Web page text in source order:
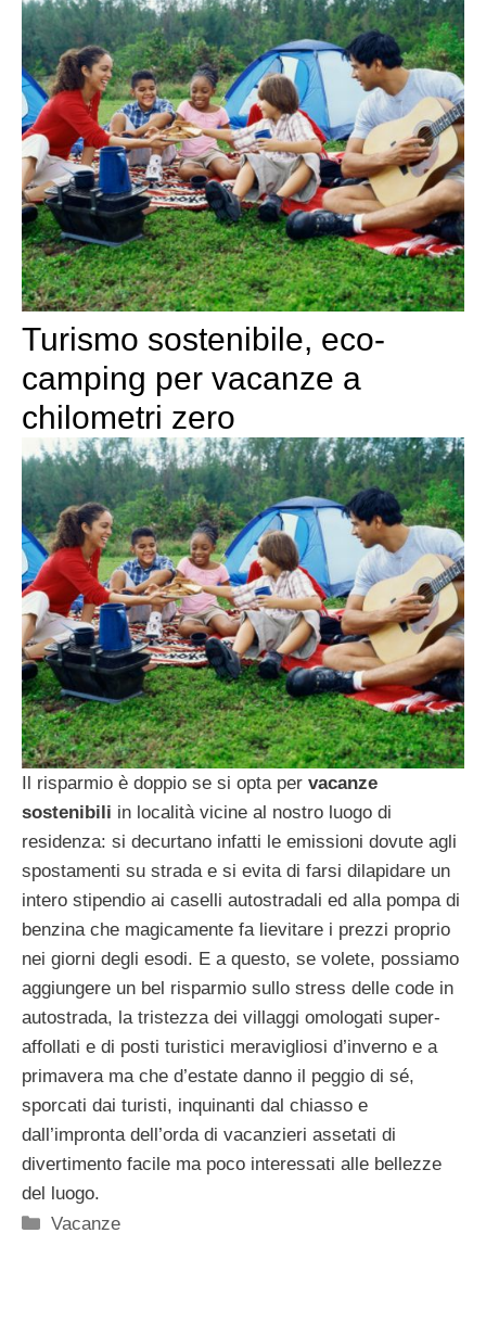
Turismo sostenibile, eco-
camping per vacanze a
chilometri zero
Il risparmio è doppio se si opta per vacanze
sostenibili in località vicine al nostro luogo di
residenza: si decurtano infatti le emissioni dovute agli
spostamenti su strada e si evita di farsi dilapidare un
intero stipendio ai caselli autostradali ed alla pompa di
benzina che magicamente fa lievitare i prezzi proprio
nei giorni degli esodi. E a questo, se volete, possiamo
aggiungere un bel risparmio sullo stress delle code in
autostrada, la tristezza dei villaggi omologati super-
affollati e di posti turistici meravigliosi d’inverno e a
primavera ma che d’estate danno il peggio di sé,
sporcati dai turisti, inquinanti dal chiasso e
dall’impronta dell’orda di vacanzieri assetati di
divertimento facile ma poco interessati alle bellezze
del luogo.
Categorie
Vacanze